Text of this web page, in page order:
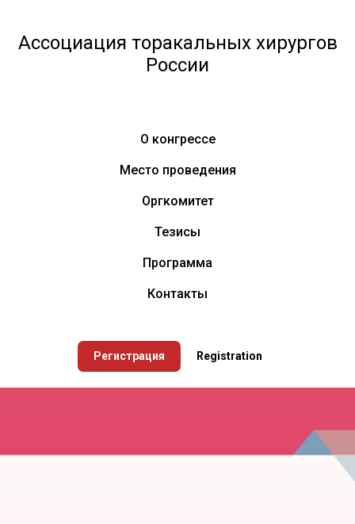
Ассоциация торакальных хирургов
России
О конгрессе
Место проведения
Оргкомитет
Тезисы
Программа
Контакты
Регистрация Registration